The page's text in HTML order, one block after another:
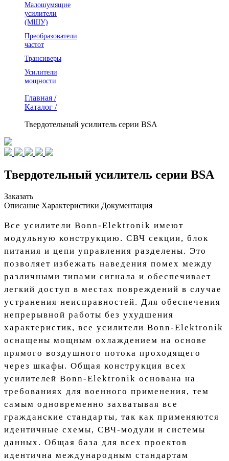
Малошумящие
усилители
(МШУ)
Преобразователи
частот
Трансиверы
Усилители
мощности
Главная /
Каталог /
Твердотельный усилитель серии BSA
Твердотельный усилитель серии BSA
Заказать
Описание Характеристики Документация
Все усилители Bonn-Elektronik имеют
модульную конструкцию. СВЧ секции, блок
питания и цепи управления разделены. Это
позволяет избежать наведения помех между
различными типами сигнала и обеспечивает
легкий доступ в местах повреждений в случае
устранения неисправностей. Для обеспечения
непрерывной работы без ухудшения
характеристик, все усилители Bonn-Elektronik
оснащены мощным охлаждением на основе
прямого воздушного потока проходящего
через шкафы. Общая конструкция всех
усилителей Bonn-Elektronik основана на
требованиях для военного применения, тем
самым одновременно захватывая все
гражданские стандарты, так как применяются
идентичные схемы, СВЧ-модули и системы
данных. Общая база для всех проектов
идентична международным стандартам